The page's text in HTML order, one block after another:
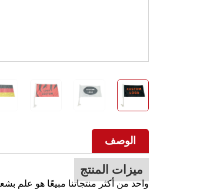
الوصف
ميزات المنتج